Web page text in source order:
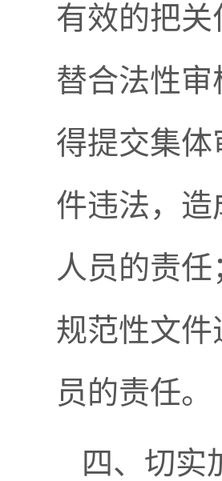
有效的把
替合法性
得提交集
件违法，
人员的责
规范性文
员的责任。
四、切实